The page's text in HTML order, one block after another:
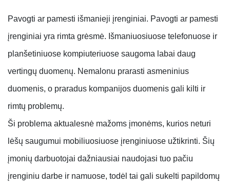
Pavogti ar pamesti išmanieji įrenginiai. Pavogti ar pamesti
įrenginiai yra rimta grėsmė. Išmaniuosiuose telefonuose ir
planšetiniuose kompiuteriuose saugoma labai daug
vertingų duomenų. Nemalonu prarasti asmeninius
duomenis, o praradus kompanijos duomenis gali kilti ir
rimtų problemų.
Ši problema aktualesnė mažoms įmonėms, kurios neturi
lėšų saugumui mobiliuosiuose įrenginiuose užtikrinti. Šių
įmonių darbuotojai dažniausiai naudojasi tuo pačiu
įrenginiu darbe ir namuose, todėl tai gali sukelti papildomų